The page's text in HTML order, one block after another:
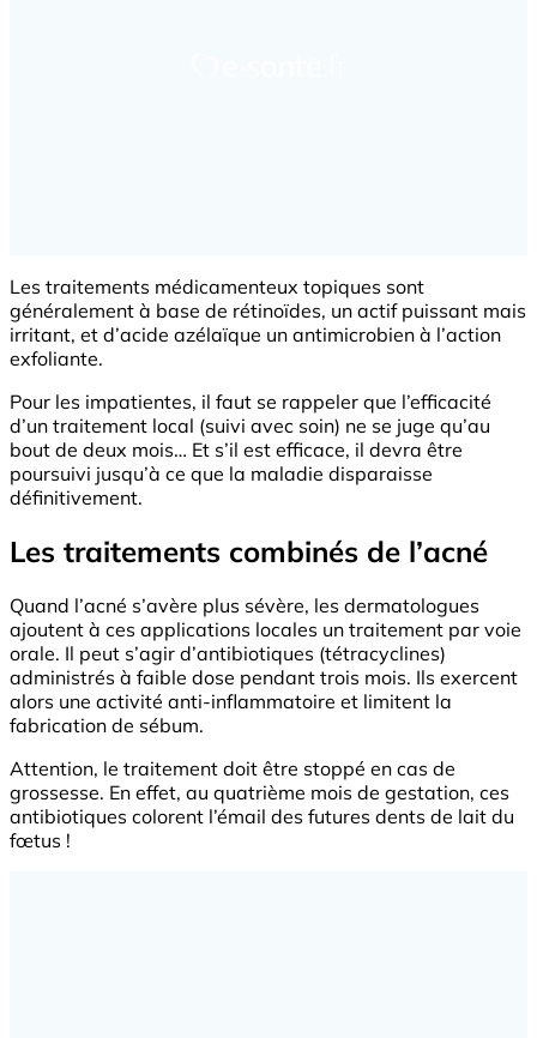
Les traitements médicamenteux topiques sont
généralement à base de rétinoïdes, un actif puissant mais
irritant, et d’acide azélaïque un antimicrobien à l’action
exfoliante.
Pour les impatientes, il faut se rappeler que l’efficacité
d’un traitement local (suivi avec soin) ne se juge qu’au
bout de deux mois… Et s’il est efficace, il devra être
poursuivi jusqu’à ce que la maladie disparaisse
définitivement.
Les traitements combinés de l’acné
Quand l’acné s’avère plus sévère, les dermatologues
ajoutent à ces applications locales un traitement par voie
orale. Il peut s’agir d’antibiotiques (tétracyclines)
administrés à faible dose pendant trois mois. Ils exercent
alors une activité anti-inflammatoire et limitent la
fabrication de sébum.
Attention, le traitement doit être stoppé en cas de
grossesse. En effet, au quatrième mois de gestation, ces
antibiotiques colorent l’émail des futures dents de lait du
fœtus !